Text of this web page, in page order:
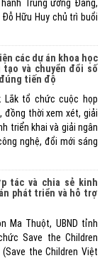
Trung ương Đảng,
Hữu Huy chủ trì buổi
các dự án khoa học
và chuyển đổi số
tiến độ
Lắk tổ chức cuộc họp
đồng thời xem xét, giải
triển khai và giải ngân
nghệ, đổi mới sáng
tác và chia sẻ kinh
phát triển và hỗ trợ
Ma Thuột, UBND tỉnh
Save the Children
the Children Việt